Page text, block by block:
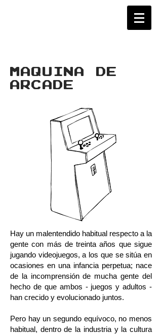
MAQUINA DE
ARCADE
Hay un malentendido habitual respecto a la
gente con más de treinta años que sigue
jugando videojuegos, a los que se sitúa en
ocasiones en una infancia perpetua; nace
de la incomprensión de mucha gente del
hecho de que ambos - juegos y adultos -
han crecido y evolucionado juntos.
Pero hay un segundo equívoco, no menos
habitual, dentro de la industria y la cultura